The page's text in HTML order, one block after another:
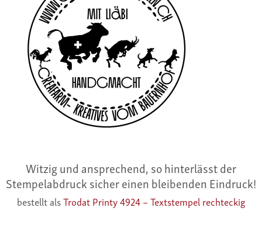
Witzig und ansprechend, so hinterlässt der
Stempelabdruck sicher einen bleibenden Eindruck!
bestellt alsTrodat Printy 4924 – Textstempel rechteckig